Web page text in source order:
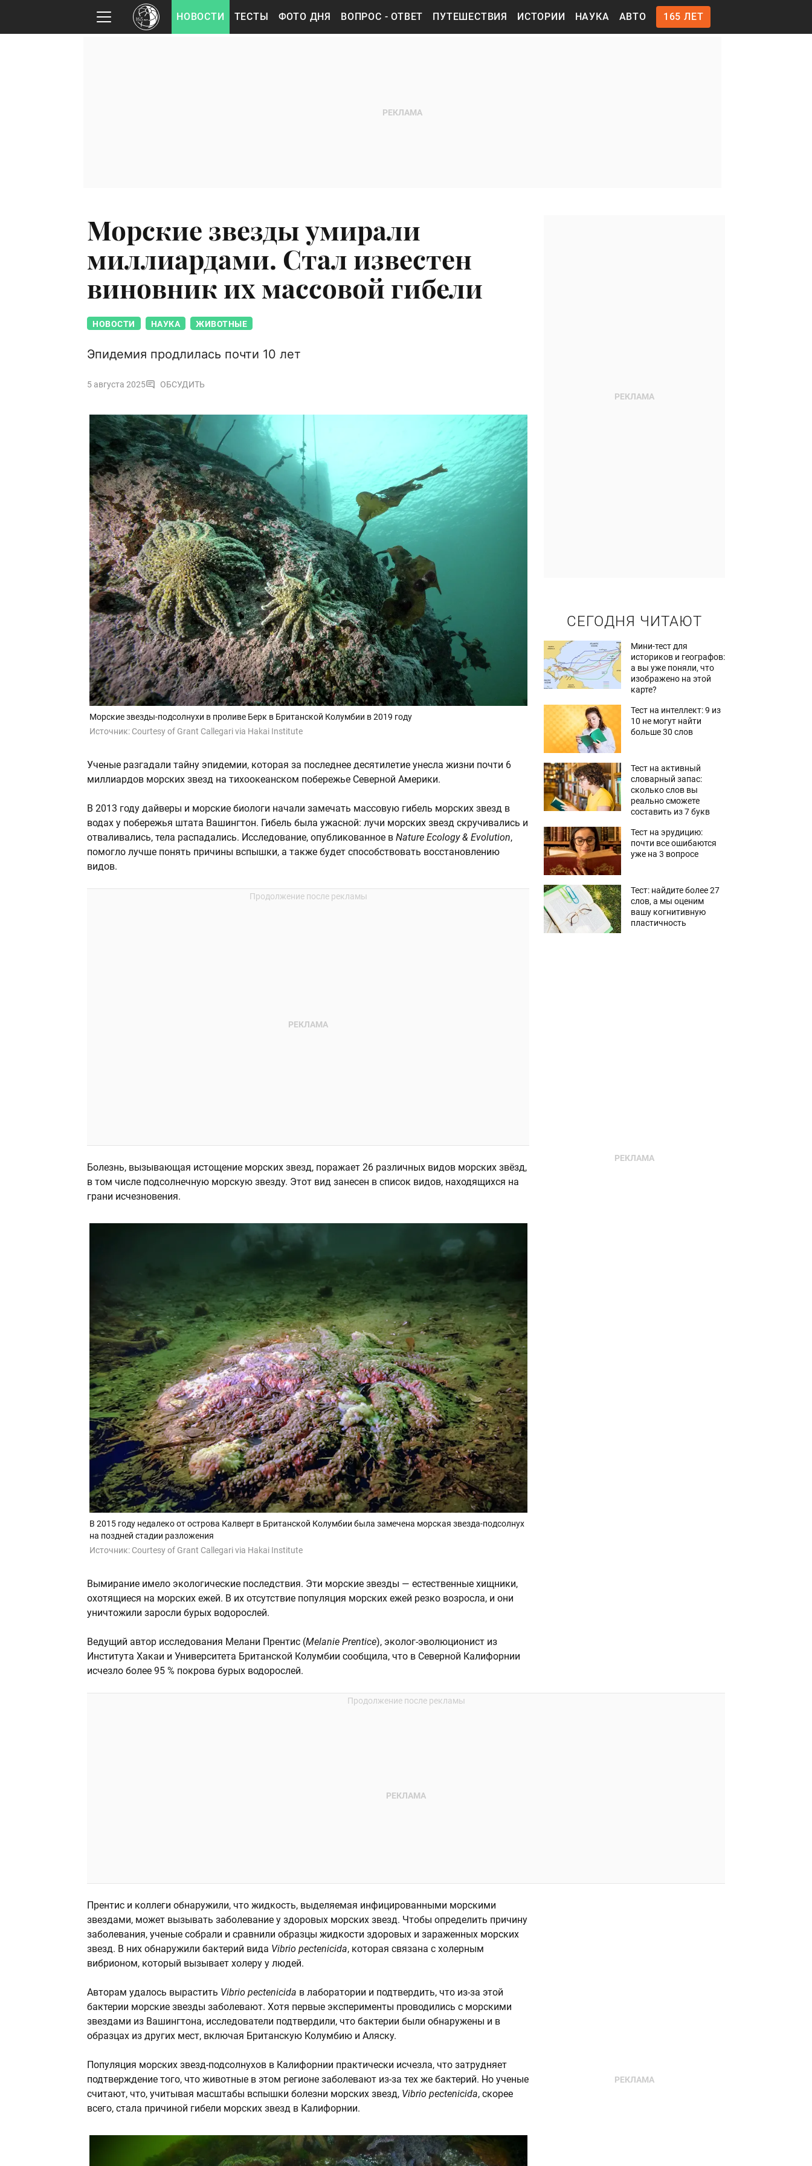
НОВОСТИ ТЕСТЫ ФОТО ДНЯ ВОПРОС - ОТВЕТ ПУТЕШЕСТВИЯ ИСТОРИИ НАУКА АВТО 165 ЛЕТ
Морские звезды умирали
миллиардами. Стал известен
виновник их массовой гибели
НОВОСТИ НАУКА ЖИВОТНЫЕ
Эпидемия продлилась почти 10 лет
5 августа 2025 ОБСУДИТЬ
Морские звезды-подсолнухи в проливе Берк в Британской Колумбии в 2019 году
Источник: Courtesy of Grant Callegari via Hakai Institute
Ученые разгадали тайну эпидемии, которая за последнее десятилетие унесла жизни почти 6
миллиардов морских звезд на тихоокеанском побережье Северной Америки.
В 2013 году дайверы и морские биологи начали замечать массовую гибель морских звезд в
водах у побережья штата Вашингтон. Гибель была ужасной: лучи морских звезд скручивались и
отваливались, тела распадались. Исследование, опубликованное в Nature Ecology & Evolution,
помогло лучше понять причины вспышки, а также будет способствовать восстановлению
видов.
Болезнь, вызывающая истощение морских звезд, поражает 26 различных видов морских звёзд,
в том числе подсолнечную морскую звезду. Этот вид занесен в список видов, находящихся на
грани исчезновения.
В 2015 году недалеко от острова Калверт в Британской Колумбии была замечена морская звезда-подсолнух
на поздней стадии разложения
Источник: Courtesy of Grant Callegari via Hakai Institute
Вымирание имело экологические последствия. Эти морские звезды — естественные хищники,
охотящиеся на морских ежей. В их отсутствие популяция морских ежей резко возросла, и они
уничтожили заросли бурых водорослей.
Ведущий автор исследования Мелани Прентис (Melanie Prentice), эколог-эволюционист из
Института Хакаи и Университета Британской Колумбии сообщила, что в Северной Калифорнии
исчезло более 95 % покрова бурых водорослей.
Прентис и коллеги обнаружили, что жидкость, выделяемая инфицированными морскими
звездами, может вызывать заболевание у здоровых морских звезд. Чтобы определить причину
заболевания, ученые собрали и сравнили образцы жидкости здоровых и зараженных морских
звезд. В них обнаружили бактерий вида Vibrio pectenicida, которая связана с холерным
вибрионом, который вызывает холеру у людей.
Авторам удалось вырастить Vibrio pectenicida в лаборатории и подтвердить, что из-за этой
бактерии морские звезды заболевают. Хотя первые эксперименты проводились с морскими
звездами из Вашингтона, исследователи подтвердили, что бактерии были обнаружены и в
образцах из других мест, включая Британскую Колумбию и Аляску.
Популяция морских звезд-подсолнухов в Калифорнии практически исчезла, что затрудняет
подтверждение того, что животные в этом регионе заболевают из-за тех же бактерий. Но ученые
считают, что, учитывая масштабы вспышки болезни морских звезд, Vibrio pectenicida, скорее
всего, стала причиной гибели морских звезд в Калифорнии.
СЕГОДНЯ ЧИТАЮТ
Мини-тест для
историков и географов:
а вы уже поняли, что
изображено на этой
карте?
Тест на интеллект: 9 из
10 не могут найти
больше 30 слов
Тест на активный
словарный запас:
сколько слов вы
реально сможете
составить из 7 букв
Тест на эрудицию:
почти все ошибаются
уже на 3 вопросе
Тест: найдите более 27
слов, а мы оценим
вашу когнитивную
пластичность